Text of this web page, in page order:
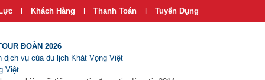
| Khách Hàng | Thanh Toán | Tuyển Dụng
ĐOÀN 2026
vụ của du lịch Khát Vọng Việt
Việt